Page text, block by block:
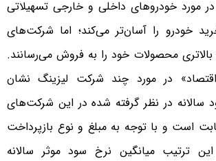
مورد خودرو‌های داخلی و خارجی تسهیلاتی
خودرو را آسان‌تر می‌کند؛ اما شرکت‌های
محصولات خود را به فروش می‌رسانند.
اقتصاد» در مورد چند شرکت لیزینگ نشان
در نظر گرفته شده در این شرکت‌های
درصد ثابت است و با توجه به مبلغ و نوع بازپرداخت
ترتیب میانگین نرخ سود موثر سالانه